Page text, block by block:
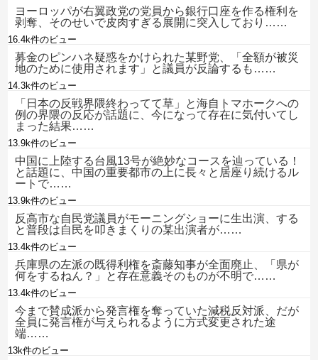
ヨーロッパが右翼政党の党員から銀行口座を作る権利を
剥奪、そのせいで皮肉すぎる展開に突入しており……
16.4k件のビュー
募金のピンハネ疑惑をかけられた某野党、「全額が被災
地のために使用されます」と議員が反論するも……
14.3k件のビュー
「日本の反戦界隈終わってて草」と海自トマホークへの
例の界隈の反応が話題に、今になって存在に気付いてし
まった結果……
13.9k件のビュー
中国に上陸する台風13号が絶妙なコースを辿っている！
と話題に、中国の重要都市の上に長々と居座り続けるル
ートで……
13.9k件のビュー
反高市な自民党議員がモーニングショーに生出演、する
と普段は自民を叩きまくりの某出演者が……
13.4k件のビュー
兵庫県の左派の既得利権を斎藤知事が全面廃止、「県が
何をするねん？」と存在意義そのものが不明で……
13.4k件のビュー
今まで賛成派から発言権を奪っていた減税反対派、だが
全員に発言権が与えられるように方式変更された途
端……
13k件のビュー